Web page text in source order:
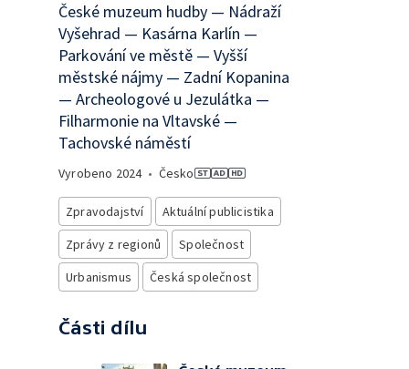
České muzeum hudby — Nádraží
Vyšehrad — Kasárna Karlín —
Parkování ve městě — Vyšší
městské nájmy — Zadní Kopanina
— Archeologové u Jezulátka —
Filharmonie na Vltavské —
Tachovské náměstí
Vyrobeno 2024• Česko
Zpravodajství
Aktuální publicistika
Zprávy z regionů
Společnost
Urbanismus
Česká společnost
Části dílu